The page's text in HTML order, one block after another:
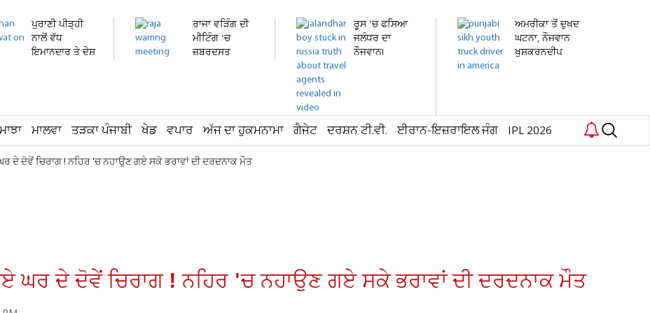
ਪੁਰਾਣੀ ਪੀੜ੍ਹੀ
ਨਾਲੋਂ ਵੱਧ
ਇਮਾਨਦਾਰ ਤੇ ਦੇਸ਼
ਰਾਜਾ ਵੜਿੰਗ ਦੀ
ਮੀਟਿੰਗ 'ਚ
ਜ਼ਬਰਦਸਤ
ਰੂਸ 'ਚ ਫਸਿਆ
ਜਲੰਧਰ ਦਾ
ਨੌਜਵਾਨ!
ਅਮਰੀਕਾ ਤੋਂ ਦੁਖਦ
ਘਟਨਾ, ਨੌਜਵਾਨ
ਖੁਸ਼ਕਰਨਦੀਪ
ਮਾਝਾ ਮਾਲਵਾ ਤੜਕਾ ਪੰਜਾਬੀ ਖੇਡ ਵਪਾਰ ਅੱਜ ਦਾ ਹੁਕਮਨਾਮਾ ਗੈਜੇਟ ਦਰਸ਼ਨ ਟੀ.ਵੀ. ਈਰਾਨ-ਇਜ਼ਰਾਇਲ ਜੰਗ IPL 2026
ਦੇ ਦੋਵੇਂ ਚਿਰਾਗ ! ਨਹਿਰ 'ਚ ਨਹਾਉਣ ਗਏ ਸਕੇ ਭਰਾਵਾਂ ਦੀ ਦਰਦਨਾਕ ਮੌਤ
ਦੇ ਦੋਵੇਂ ਚਿਰਾਗ ! ਨਹਿਰ 'ਚ ਨਹਾਉਣ ਗਏ ਸਕੇ ਭਰਾਵਾਂ ਦੀ ਦਰਦਨਾਕ ਮੌਤ